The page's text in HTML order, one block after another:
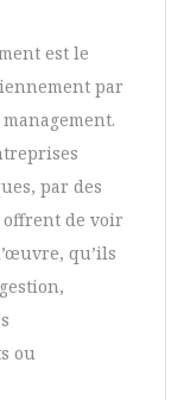
est le
par
par des
de voir
qu’ils
ou